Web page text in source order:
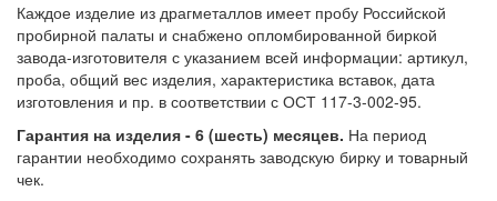
Каждое изделие из драгметаллов имеет пробу Российской
пробирной палаты и снабжено опломбированной биркой
завода-изготовителя с указанием всей информации: артикул,
проба, общий вес изделия, характеристика вставок, дата
изготовления и пр. в соответствии с ОСТ 117-3-002-95.
Гарантия на изделия - 6 (шесть) месяцев. На период
гарантии необходимо сохранять заводскую бирку и товарный
чек.